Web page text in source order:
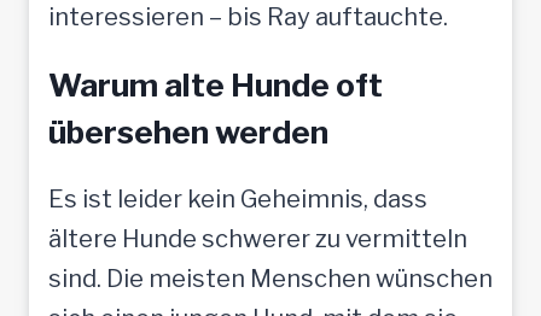
interessieren – bis Ray auftauchte.
Warum alte Hunde oft
übersehen werden
Es ist leider kein Geheimnis, dass
ältere Hunde schwerer zu vermitteln
sind. Die meisten Menschen wünschen